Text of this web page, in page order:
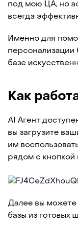
под мою ЦА, но
всегда
Именно для
персонализации
базе
Как
AI Агент
вы загрузите
им
рядом с кнопкой
Далее вы можете
базы из готовых